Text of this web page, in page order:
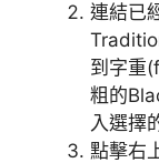
連結已
到字重
粗的
入選擇
點擊右